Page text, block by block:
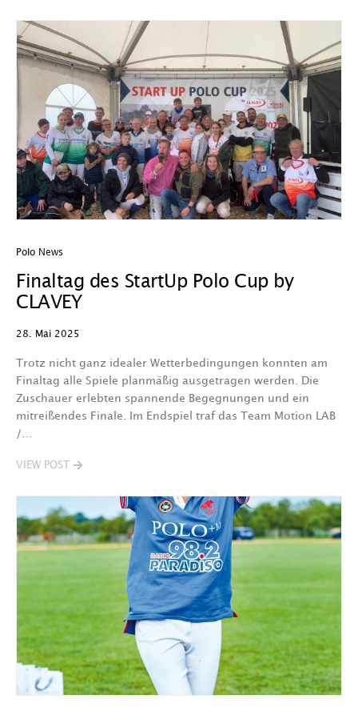
Polo News
Finaltag des StartUp Polo Cup by
CLAVEY
28. Mai 2025
Trotz nicht ganz idealer Wetterbedingungen konnten am
Finaltag alle Spiele planmäßig ausgetragen werden. Die
Zuschauer erlebten spannende Begegnungen und ein
mitreißendes Finale. Im Endspiel traf das Team Motion LAB
/…
VIEW POST